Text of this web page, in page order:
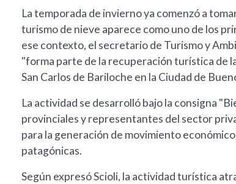
La temporada de invierno ya comenzó a
turismo de nieve aparece como uno de los
ese contexto, el secretario de Turismo y
"forma parte de la recuperación turística de
San Carlos de Bariloche en la Ciudad de
La actividad se desarrolló bajo la consigna
provinciales y representantes del sector
para la generación de movimiento
patagónicas.
Según expresó Scioli, la actividad turística